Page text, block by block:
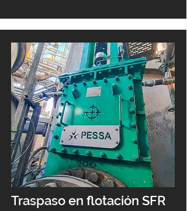
Traspaso en flotación SFR